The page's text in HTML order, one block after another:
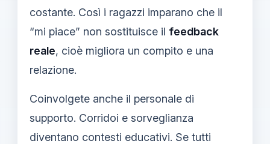
costante. Così i ragazzi imparano che il
“mi piace” non sostituisce il feedback
reale, cioè migliora un compito e una
relazione.
Coinvolgete anche il personale di
supporto. Corridoi e sorveglianza
diventano contesti educativi. Se tutti